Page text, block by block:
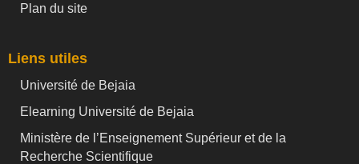
Plan du site
Liens utiles
Université de Bejaia
Elearning Université de Bejaia
Ministère de l’Enseignement Supérieur et de la
Recherche Scientifique